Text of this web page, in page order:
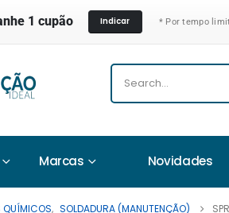
1 cupão Indicar * Por tempo
Marcas Novidades
QUÍMICOS, SOLDADURA (MANUTENÇÃO)